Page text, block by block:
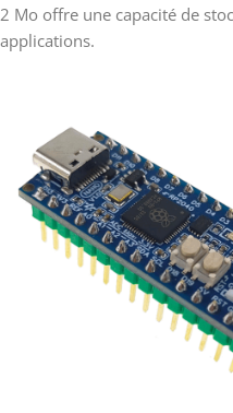
2 Mo offre une capacité de
applications.